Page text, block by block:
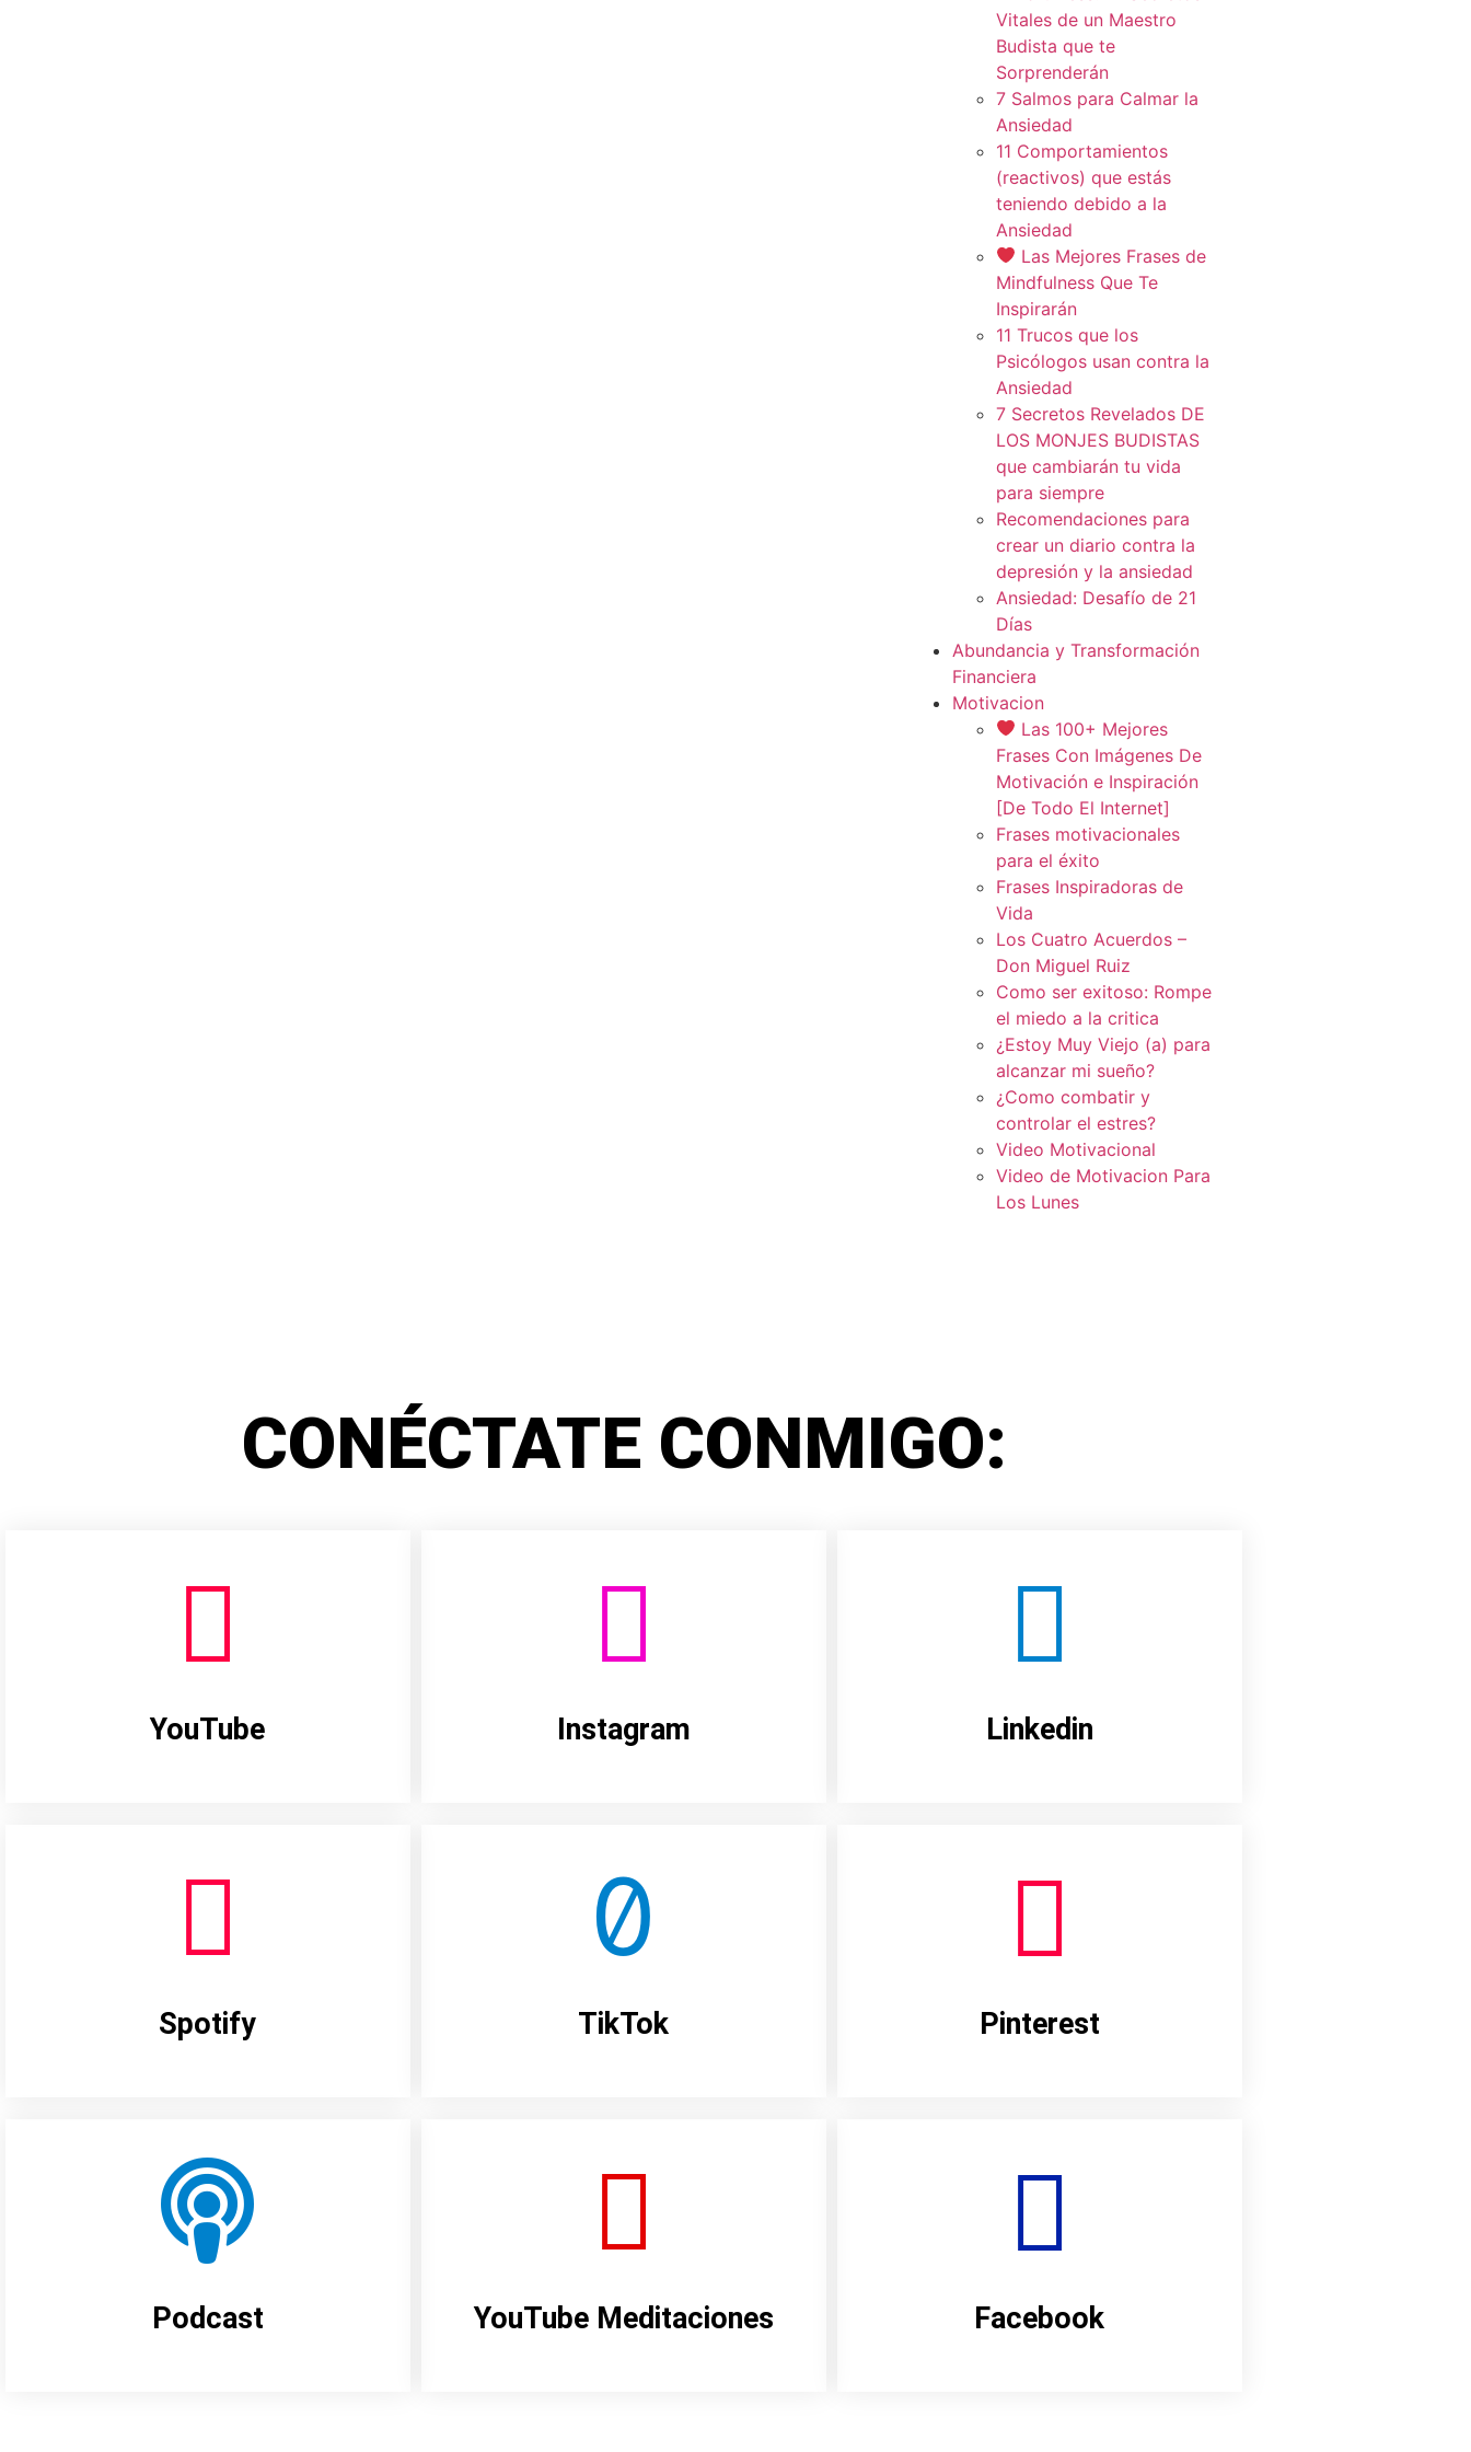
Vitales de un Maestro
Budista que te
Sorprenderán
7 Salmos para Calmar la
Ansiedad
11 Comportamientos
(reactivos) que estás
teniendo debido a la
Ansiedad
Las Mejores Frases de
Mindfulness Que Te
Inspirarán
11 Trucos que los
Psicólogos usan contra la
Ansiedad
7 Secretos Revelados DE
LOS MONJES BUDISTAS
que cambiarán tu vida
para siempre
Recomendaciones para
crear un diario contra la
depresión y la ansiedad
Ansiedad: Desafío de 21
Días
Abundancia y Transformación
Financiera
Motivacion
Las 100+ Mejores
Frases Con Imágenes De
Motivación e Inspiración
[De Todo El Internet]
Frases motivacionales
para el éxito
Frases Inspiradoras de
Vida
Los Cuatro Acuerdos –
Don Miguel Ruiz
Como ser exitoso: Rompe
el miedo a la critica
¿Estoy Muy Viejo (a) para
alcanzar mi sueño?
¿Como combatir y
controlar el estres?
Video Motivacional
Video de Motivacion Para
Los Lunes
CONÉCTATE CONMIGO:
YouTube Instagram Linkedin
Spotify TikTok Pinterest
Podcast YouTube Meditaciones Facebook